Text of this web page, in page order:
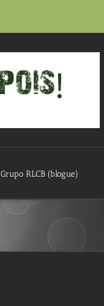
Grupo RLCB (blogue)